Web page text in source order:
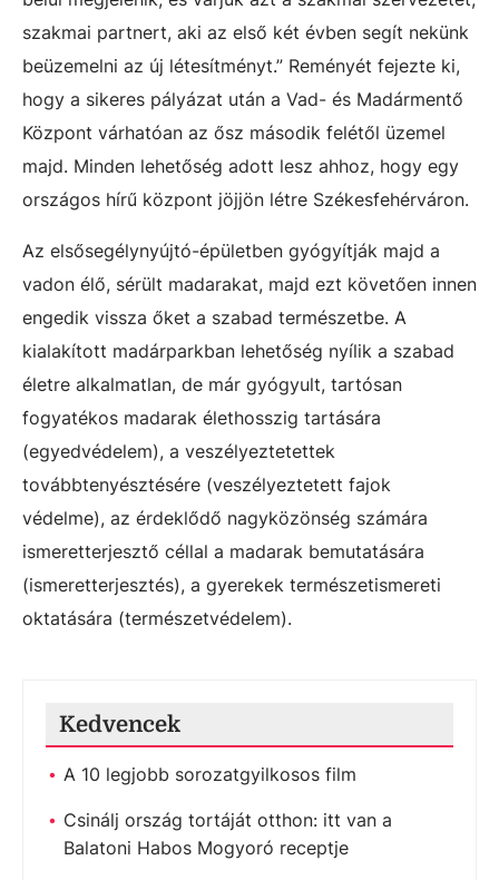
szakmai partnert, aki az első két évben segít nekünk
beüzemelni az új létesítményt.” Reményét fejezte ki,
hogy a sikeres pályázat után a Vad- és Madármentő
Központ várhatóan az ősz második felétől üzemel
majd. Minden lehetőség adott lesz ahhoz, hogy egy
országos hírű központ jöjjön létre Székesfehérváron.
Az elsősegélynyújtó-épületben gyógyítják majd a
vadon élő, sérült madarakat, majd ezt követően innen
engedik vissza őket a szabad természetbe. A
kialakított madárparkban lehetőség nyílik a szabad
életre alkalmatlan, de már gyógyult, tartósan
fogyatékos madarak élethosszig tartására
(egyedvédelem), a veszélyeztetettek
továbbtenyésztésére (veszélyeztetett fajok
védelme), az érdeklődő nagyközönség számára
ismeretterjesztő céllal a madarak bemutatására
(ismeretterjesztés), a gyerekek természetismereti
oktatására (természetvédelem).
Kedvencek
A 10 legjobb sorozatgyilkosos film
Csinálj ország tortáját otthon: itt van a
Balatoni Habos Mogyoró receptje